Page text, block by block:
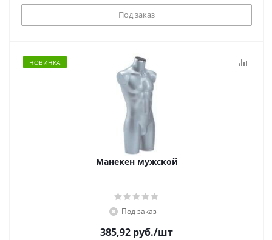
Под заказ
НОВИНКА
Манекен мужской
Под заказ
385,92 руб./шт